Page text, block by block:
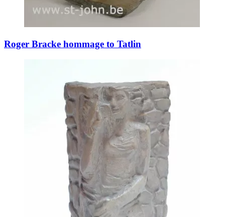
Roger Bracke hommage to Tatlin